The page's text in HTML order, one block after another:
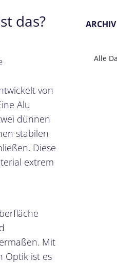
das?
von
Alu
dünnen
stabilen
Diese
extrem
Mit
Optik ist es
ARCHIV